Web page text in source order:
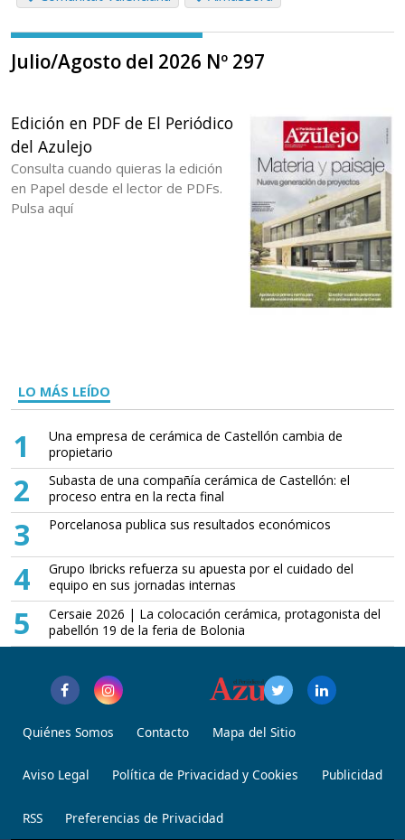
Julio/Agosto del 2026 Nº 297
Edición en PDF de El Periódico
del Azulejo
Consulta cuando quieras la edición
en Papel desde el lector de PDFs.
Pulsa aquí
LO MÁS LEÍDO
1
Una empresa de cerámica de Castellón cambia de
propietario
2
Subasta de una compañía cerámica de Castellón: el
proceso entra en la recta final
3 Porcelanosa publica sus resultados económicos
4
Grupo Ibricks refuerza su apuesta por el cuidado del
equipo en sus jornadas internas
5
Cersaie 2026 | La colocación cerámica, protagonista del
pabellón 19 de la feria de Bolonia
Quiénes Somos Contacto Mapa del Sitio
Aviso Legal Política de Privacidad y Cookies Publicidad
RSS Preferencias de Privacidad